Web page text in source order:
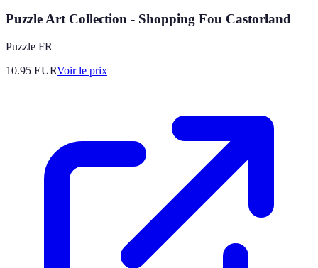
Puzzle Art Collection - Shopping Fou Castorland
Puzzle FR
10.95 EURVoir le prix